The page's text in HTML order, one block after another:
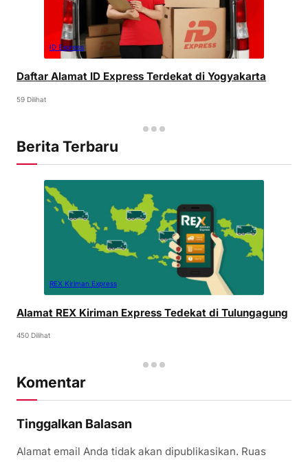
ID Express
Daftar Alamat ID Express Terdekat di Yogyakarta
59 Dilihat
Berita Terbaru
REX Kiriman Express
Alamat REX Kiriman Express Tedekat di Tulungagung
450 Dilihat
Komentar
Tinggalkan Balasan
Alamat email Anda tidak akan dipublikasikan. Ruas